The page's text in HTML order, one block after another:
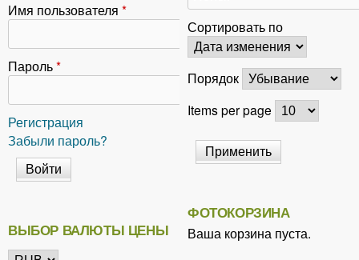
Имя пользователя *
Пароль*
Регистрация
Забыли пароль?
ВЫБОР ВАЛЮТЫ ЦЕНЫ
Сортировать по
Порядок
Items per page
ФОТОКОРЗИНА
Ваша корзина пуста.